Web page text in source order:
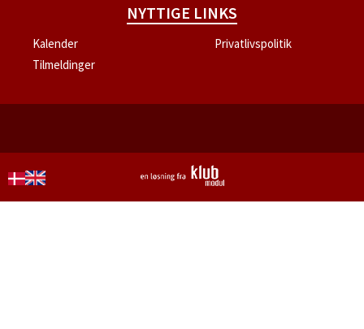
NYTTIGE LINKS
Kalender
Privatlivspolitik
Tilmeldinger